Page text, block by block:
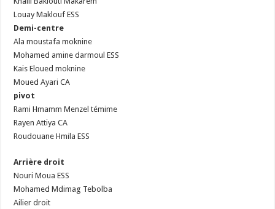
Louay Maklouf ESS
Demi-centre
Ala moustafa moknine
Mohamed amine darmoul ESS
Kais Eloued moknine
Moued Ayari CA
pivot
Rami Hmamm Menzel témime
Rayen Attiya CA
Roudouane Hmila ESS
Arrière droit
Nouri Moua ESS
Mohamed Mdimag Tebolba
Ailier droit